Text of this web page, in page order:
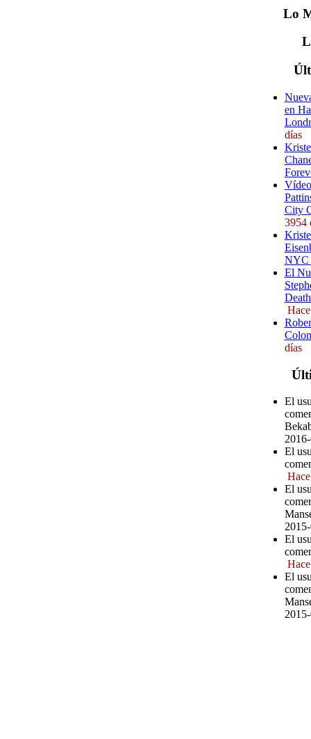
Lo
en
días
City
3954
NYC
El
días
El
El
El
El
El